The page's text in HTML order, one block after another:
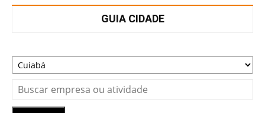
GUIA CIDADE